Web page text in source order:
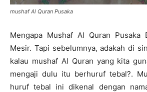
mushaf Al Quran Pusaka
Mengapa Mushaf Al Quran Pusaka
Mesir. Tapi sebelumnya, adakah di
kalau mushaf Al Quran yang kita
mengaji dulu itu berhuruf tebal?.
huruf tebal ini dikenal dengan